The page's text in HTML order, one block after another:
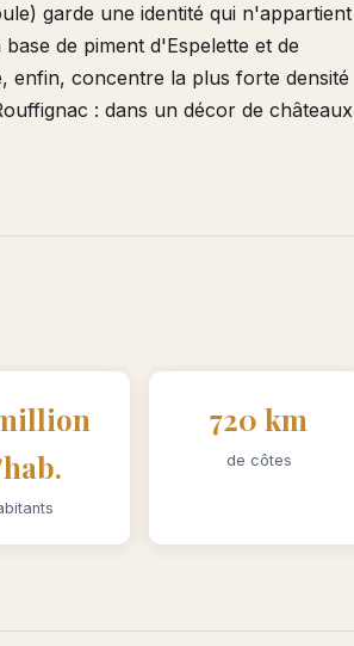
garde une identité qui n'appartient
de piment d'Espelette et de
enfin, concentre la plus forte densité
: dans un décor de châteaux
720 km
de côtes